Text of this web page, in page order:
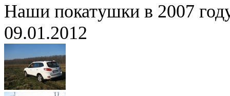
Наши покатушки в 2007
09.01.2012